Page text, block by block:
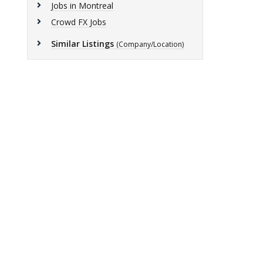
Jobs in Montreal
Crowd FX Jobs
Similar Listings (Company/Location)